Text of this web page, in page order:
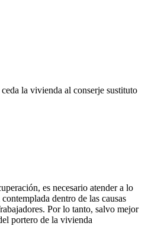
la vivienda al conserje sustituto
es necesario atender a lo
dentro de las causas
Por lo tanto, salvo mejor
portero de la vivienda